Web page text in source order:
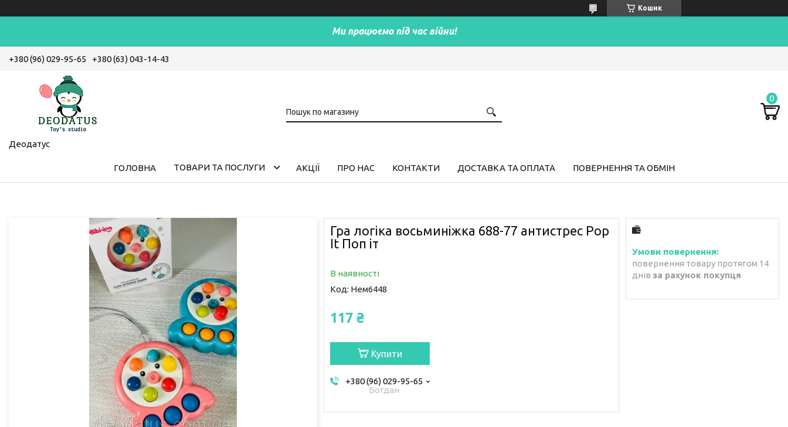
Кошик
Ми працюємо під час війни!
+380 (96) 029-95-65 +380 (63) 043-14-43
Деодатус
ГОЛОВНА ТОВАРИ ТА ПОСЛУГИ АКЦІЇ ПРО НАС КОНТАКТИ ДОСТАВКА ТА ОПЛАТА ПОВЕРНЕННЯ ТА ОБМІН
Гра логіка восьминіжка 688-77 антистрес Pop
It Поп іт
В наявності
Код: Нем6448
117 ₴
Купити
+380 (96) 029-95-65
Богдан
повернення товару протягом 14
днів за рахунок покупця